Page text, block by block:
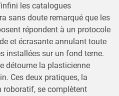
les catalogues
sans doute remarqué que les
répondent à un protocole
et écrasante annulant toute
installées sur un fond terne.
détourne la plasticienne
Ces deux pratiques, la
roboratif, se complètent